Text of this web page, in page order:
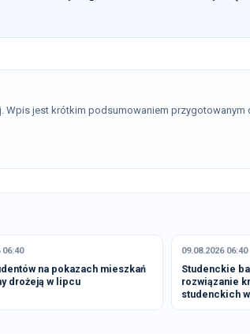
Wpis jest krótkim podsumowaniem przygotowanym
06:40
na pokazach mieszkań
drożeją w lipcu
09.08.2026 06:40
Studenckie
rozwiązanie
studenckich